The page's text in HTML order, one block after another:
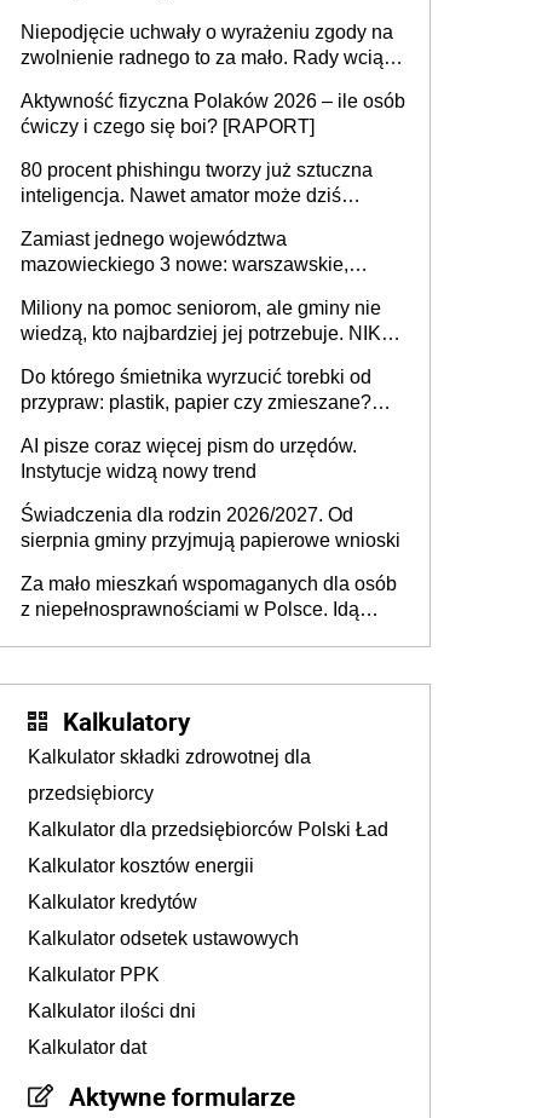
Niepodjęcie uchwały o wyrażeniu zgody na
zwolnienie radnego to za mało. Rady wciąż
rozstrzygać sprawy
Aktywność fizyczna Polaków 2026 – ile osób
ćwiczy i czego się boi? [RAPORT]
80 procent phishingu tworzy już sztuczna
inteligencja. Nawet amator może dziś
Zamiast jednego województwa
mazowieckiego 3 nowe: warszawskie,
Europie nie ma tak dużych jednostek
stołecznych
Miliony na pomoc seniorom, ale gminy nie
wiedzą, kto najbardziej jej potrzebuje. NIK
Do którego śmietnika wyrzucić torebki od
przypraw: plastik, papier czy zmieszane?
AI pisze coraz więcej pism do urzędów.
Instytucje widzą nowy trend
Świadczenia dla rodzin 2026/2027. Od
sierpnia gminy przyjmują papierowe wnioski
Za mało mieszkań wspomaganych dla osób
z niepełnosprawnościami w Polsce. Idą
Kalkulatory
Kalkulator składki zdrowotnej dla
przedsiębiorcy
Kalkulator dla przedsiębiorców Polski Ład
Kalkulator kosztów energii
Kalkulator kredytów
Kalkulator odsetek ustawowych
Kalkulator PPK
Kalkulator ilości dni
Kalkulator dat
Aktywne formularze